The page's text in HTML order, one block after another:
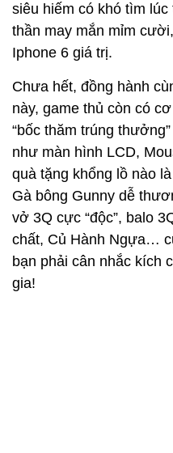
siêu hiếm có khó tìm
thần may mắn mỉm
Iphone 6 giá trị.
Chưa hết, đồng hành
này, game thủ còn có
“bốc thăm trúng
như màn hình LCD,
quà tặng khổng lồ nào
Gà bông Gunny dễ
vở 3Q cực “độc”, balo
chất, Củ Hành Ngựa…
bạn phải cân nhắc kích
gia!